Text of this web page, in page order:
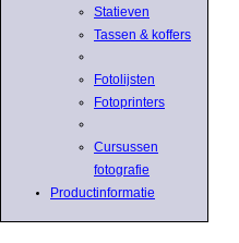
Statieven
Tassen & koffers
Fotolijsten
Fotoprinters
Cursussen
fotografie
Productinformatie